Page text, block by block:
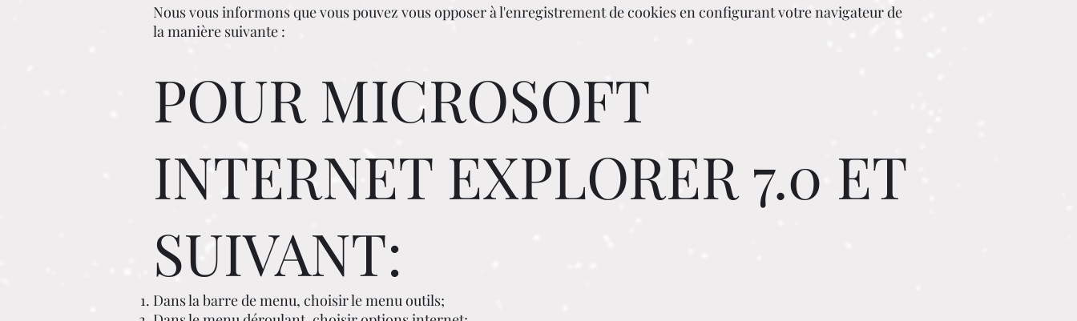
Nous vous informons que vous pouvez vous opposer à l'enregistrement de cookies en configurant votre navigateur de
la manière suivante :
POUR MICROSOFT
INTERNET EXPLORER 7.0 ET
SUIVANT:
Dans la barre de menu, choisir le menu outils;